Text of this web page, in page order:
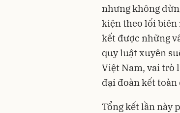
nhưng không
kiện theo lối biên
kết được những
quy luật xuyên
Việt Nam, vai trò
đại đoàn kết
Tổng kết lần này